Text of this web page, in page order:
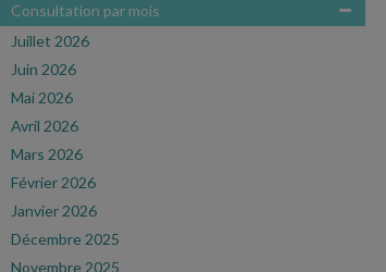
Consultation par mois
Juillet 2026
Juin 2026
Mai 2026
Avril 2026
Mars 2026
Février 2026
Janvier 2026
Décembre 2025
Novembre 2025